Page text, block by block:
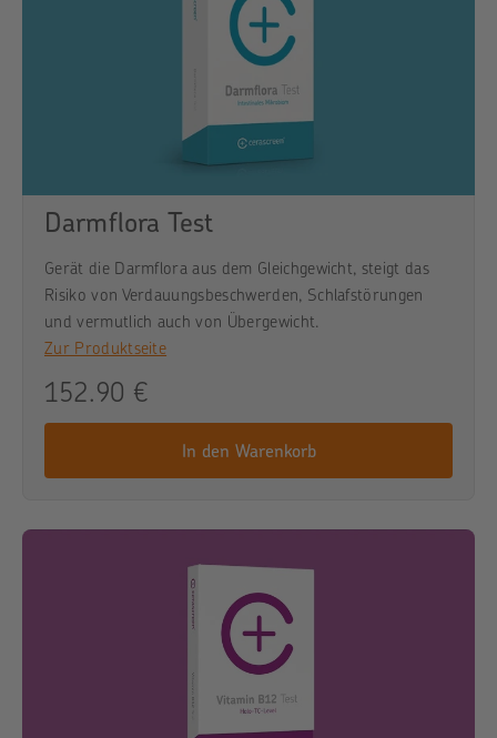
Darmflora Test
Gerät die Darmflora aus dem Gleichgewicht, steigt das
Risiko von Verdauungsbeschwerden, Schlafstörungen
und vermutlich auch von Übergewicht.
Zur Produktseite
152.90 €
In den Warenkorb